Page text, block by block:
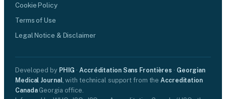
Cookie Policy
Terms of Use
Legal Notice & Disclaimer
Developed by PHIG ·Accréditation Sans Frontières · Georgian
Medical Journal, with technical support from theAccreditation
CanadaGeorgia office.